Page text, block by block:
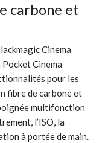
carbone et
Cinema
Cinema
pour les
fibre de carbone et
multifonction
l’ISO, la
à portée de main.